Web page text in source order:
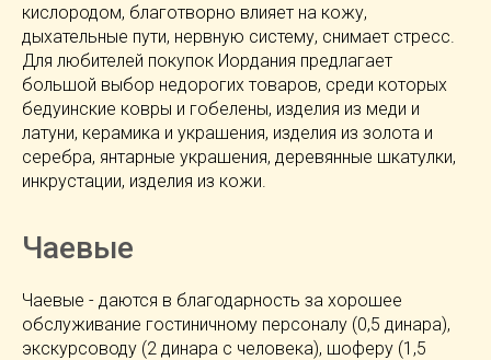
кислородом, благотворно влияет на кожу,
дыхательные пути, нервную систему, снимает стресс.
Для любителей покупок Иордания предлагает
большой выбор недорогих товаров, среди которых
бедуинские ковры и гобелены, изделия из меди и
латуни, керамика и украшения, изделия из золота и
серебра, янтарные украшения, деревянные шкатулки,
инкрустации, изделия из кожи.
Чаевые
Чаевые - даются в благодарность за хорошее
обслуживание гостиничному персоналу (0,5 динара),
экскурсоводу (2 динара с человека), шоферу (1,5